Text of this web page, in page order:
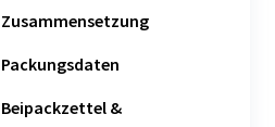
Zusammensetzung
Packungsdaten
Beipackzettel &